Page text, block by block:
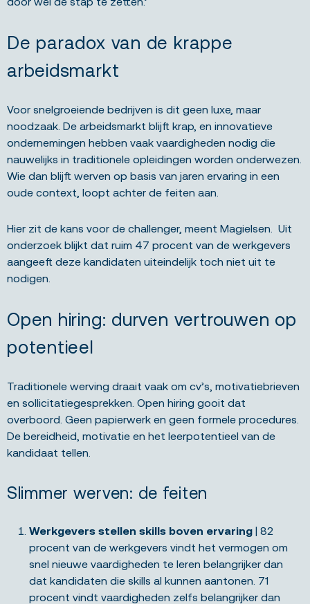
De paradox van de krappe
arbeidsmarkt
Voor snelgroeiende bedrijven is dit geen luxe, maar
noodzaak. De arbeidsmarkt blijft krap, en innovatieve
ondernemingen hebben vaak vaardigheden nodig die
nauwelijks in traditionele opleidingen worden onderwezen.
Wie dan blijft werven op basis van jaren ervaring in een
oude context, loopt achter de feiten aan.
Hier zit de kans voor de challenger, meent Magielsen. Uit
onderzoek blijkt dat ruim 47 procent van de werkgevers
aangeeft deze kandidaten uiteindelijk toch niet uit te
nodigen.
Open hiring: durven vertrouwen op
potentieel
Traditionele werving draait vaak om cv’s, motivatiebrieven
en sollicitatiegesprekken. Open hiring gooit dat
overboord. Geen papierwerk en geen formele procedures.
De bereidheid, motivatie en het leerpotentieel van de
kandidaat tellen.
Slimmer werven: de feiten
Werkgevers stellen skills boven ervaring | 82
procent van de werkgevers vindt het vermogen om
snel nieuwe vaardigheden te leren belangrijker dan
dat kandidaten die skills al kunnen aantonen. 71
procent vindt vaardigheden zelfs belangrijker dan